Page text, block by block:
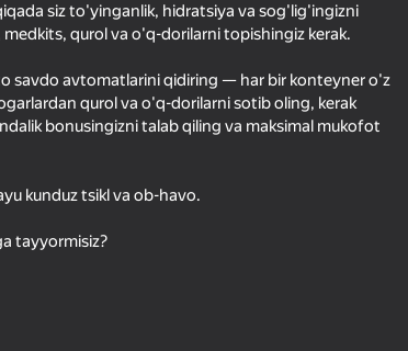
Boshlash
Oʻyin haqida batafsil
Yuklanmoqda
siz to'yinganlik, hidratsiya va sog'lig'ingizni
qurol va o'q-dorilarni topishingiz kerak.
savdo avtomatlarini qidiring — har bir konteyner o'z
qurol va o'q-dorilarni sotib oling, kerak
bonusingizni talab qiling va maksimal mukofot
kunduz tsikl va ob-havo.
tayyormisiz?